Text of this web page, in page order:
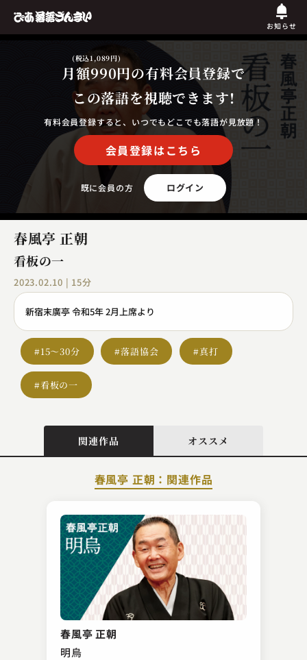
お知らせ
月額990円
(税込1,089円)
の有料会員登録で
この落語を視聴できます!
有料会員登録すると、いつでもどこでも落語が見放題！
会員登録はこちら
既に会員の方 ログイン
春風亭 正朝
看板の一
2023.02.10 | 15分
新宿末廣亭 令和5年 2月上席より
#15～30分 #落語協会 #真打
#看板の一
関連作品 オススメ
春風亭 正朝：関連作品
春風亭 正朝
明烏
初音家 左橋
稽古屋
2023.10.22 | 15分